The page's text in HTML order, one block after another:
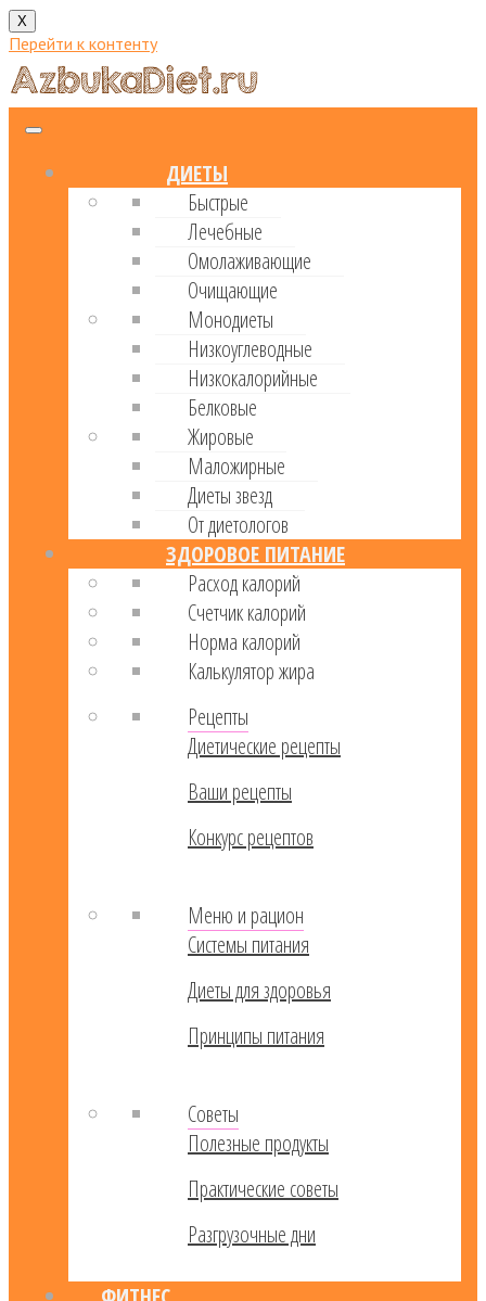
X
Перейти к контенту
ДИЕТЫ
Быстрые
Лечебные
Омолаживающие
Очищающие
Монодиеты
Низкоуглеводные
Низкокалорийные
Белковые
Жировые
Маложирные
Диеты звезд
От диетологов
ЗДОРОВОЕ ПИТАНИЕ
Расход калорий
Cчетчик калорий
Норма калорий
Калькулятор жира
Рецепты
Диетические рецепты
Ваши рецепты
Конкурс рецептов
Меню и рацион
Системы питания
Диеты для здоровья
Принципы питания
Советы
Полезные продукты
Практические советы
Разгрузочные дни